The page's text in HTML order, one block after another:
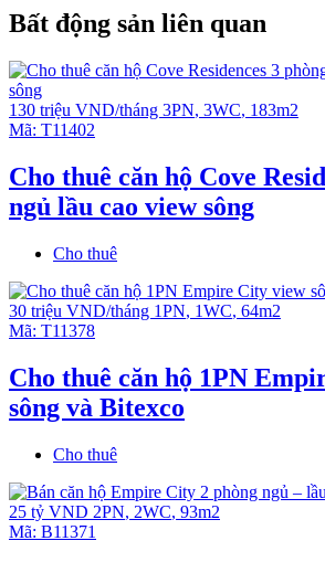
ID: prohousevn)
Email: infoempirecity@gmail.com
Video giới thiệu Empire City
Empire City tiện nghi và tiện ích
Bất động sản liên quan
130 triệu VND/tháng 3PN, 3WC, 183m2
Mã: T11402
Cho thuê căn hộ Cove
ngủ lầu cao view sông
Cho thuê
30 triệu VND/tháng 1PN, 1WC, 64m2
Mã: T11378
Cho thuê căn hộ 1PN
sông và Bitexco
Cho thuê
25 tỷ VND 2PN, 2WC, 93m2
Mã: B11371